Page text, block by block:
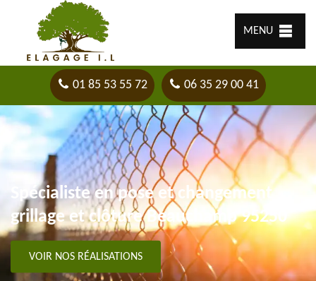
MENU
01 85 53 55 72 06 35 29 00 41
Spécialiste en pose et changement
grillage et clôture Beauchamp 95250
VOIR NOS RÉALISATIONS